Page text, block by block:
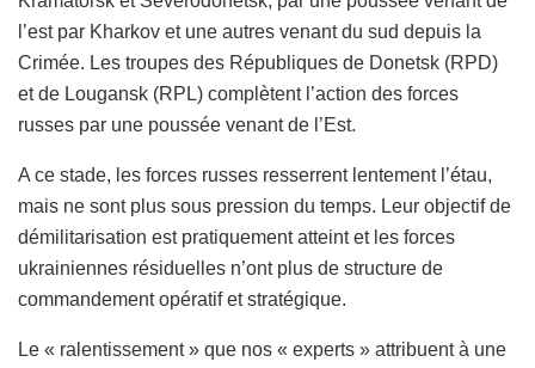
l’est par Kharkov et une autres venant du sud depuis la
Crimée. Les troupes des Républiques de Donetsk (RPD)
et de Lougansk (RPL) complètent l’action des forces
russes par une poussée venant de l’Est.
A ce stade, les forces russes resserrent lentement l’étau,
mais ne sont plus sous pression du temps. Leur objectif de
démilitarisation est pratiquement atteint et les forces
ukrainiennes résiduelles n’ont plus de structure de
commandement opératif et stratégique.
Le « ralentissement » que nos « experts » attribuent à une